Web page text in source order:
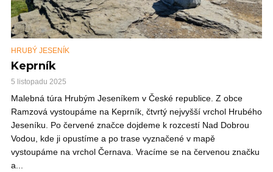
HRUBÝ JESENÍK
Keprník
5 listopadu 2025
Malebná túra Hrubým Jeseníkem v České republice. Z obce
Ramzová vystoupáme na Keprník, čtvrtý nejvyšší vrchol Hrubého
Jeseníku. Po červené značce dojdeme k rozcestí Nad Dobrou
Vodou, kde ji opustíme a po trase vyznačené v mapě
vystoupáme na vrchol Černava. Vracíme se na červenou značku
a...